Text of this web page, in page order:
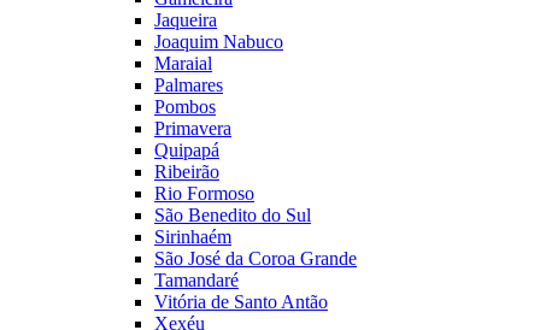
Jaqueira
Joaquim Nabuco
Maraial
Palmares
Pombos
Primavera
Quipapá
Ribeirão
Rio Formoso
São Benedito do Sul
Sirinhaém
São José da Coroa Grande
Tamandaré
Vitória de Santo Antão
Xexéu